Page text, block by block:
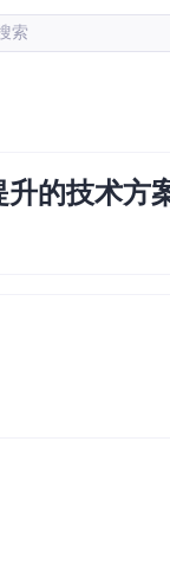
索
升的技术方